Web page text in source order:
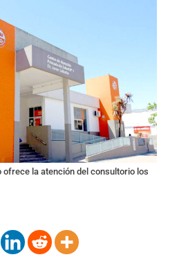
ofrece la atención del consultorio los